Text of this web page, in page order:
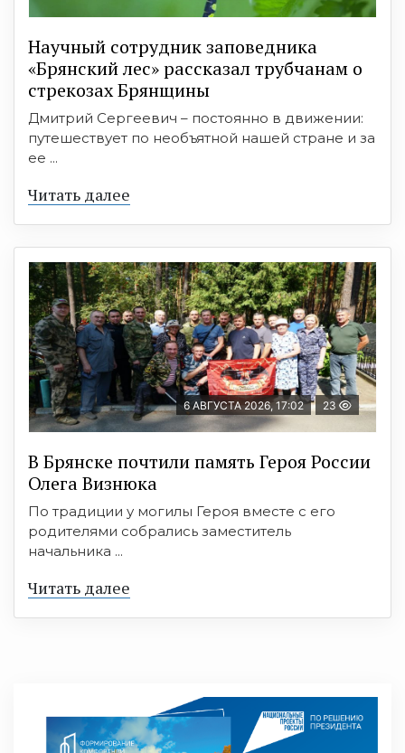
Научный сотрудник заповедника
«Брянский лес» рассказал трубчанам о
стрекозах Брянщины
Дмитрий Сергеевич – постоянно в движении:
путешествует по необъятной нашей стране и за
ее ...
Читать далее
6 АВГУСТА 2026, 17:02 23
В Брянске почтили память Героя России
Олега Визнюка
По традиции у могилы Героя вместе с его
родителями собрались заместитель
начальника ...
Читать далее